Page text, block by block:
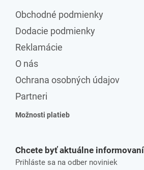
Obchodné podmienky
Dodacie podmienky
Reklamácie
O nás
Ochrana osobných údajov
Partneri
Možnosti platieb
Chcete byť aktuálne
Prihláste sa na odber noviniek